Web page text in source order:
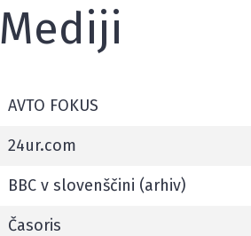
Mediji
AVTO FOKUS
24ur.com
BBC v slovenščini (arhiv)
Časoris